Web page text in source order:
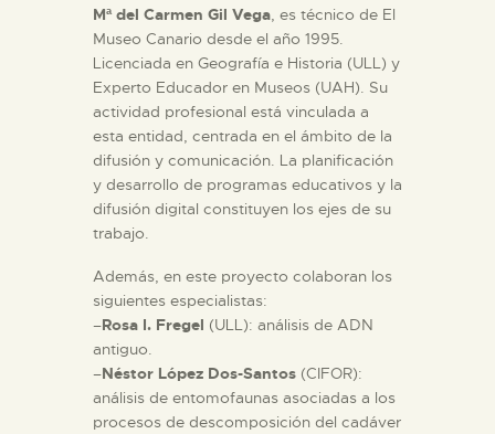
Mª del Carmen Gil Vega, es técnico de El
Museo Canario desde el año 1995.
Licenciada en Geografía e Historia (ULL) y
Experto Educador en Museos (UAH). Su
actividad profesional está vinculada a
esta entidad, centrada en el ámbito de la
difusión y comunicación. La planificación
y desarrollo de programas educativos y la
difusión digital constituyen los ejes de su
trabajo.
Además, en este proyecto colaboran los
siguientes especialistas:
–Rosa I. Fregel (ULL): análisis de ADN
antiguo.
–Néstor López Dos-Santos (CIFOR):
análisis de entomofaunas asociadas a los
procesos de descomposición del cadáver